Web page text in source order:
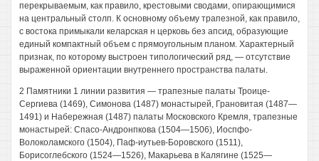
перекрываемым, как правило, крестовыми сводами, опирающимися
на центральный столп. К основному объему трапезной, как правило,
с востока примыкали келарская н церковь без апсид, образующие
единый компактный объем с прямоугольным планом. Характерный
признак, по которому выстроен типологический ряд, — отсутствие
выраженной ориентации внутреннего пространства палаты.
2 Памятники 1 линии развития — трапезные палаты Троице-
Сергиева (1469), Симонова (1487) монастырей, Грановитая (1487—
1491) и Набережная (1487) палаты Московского Кремля, трапезные
монастырей: Спасо-Андронпкова (1504—1506), Иоспфо-
Волоколамского (1504), Паф-иутьев-Боровского (1511),
Борисоглебского (1524—1526), Макарьева в Калягине (1525—